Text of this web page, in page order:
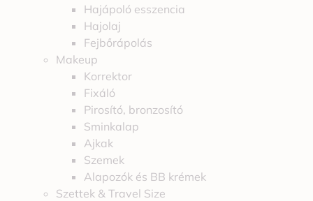
Hajápoló esszencia
Hajolaj
Fejbőrápolás
Makeup
Korrektor
Fixáló
Pirosító, bronzosító
Sminkalap
Ajkak
Szemek
Alapozók és BB krémek
Szettek & Travel Size